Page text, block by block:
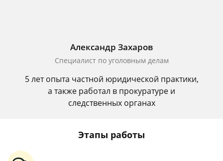
Александр Захаров
Специалист по уголовным делам
5 лет опыта частной юридической практики,
а также работал в прокуратуре и
следственных органах
Этапы работы